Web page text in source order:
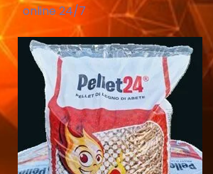
online 24/7